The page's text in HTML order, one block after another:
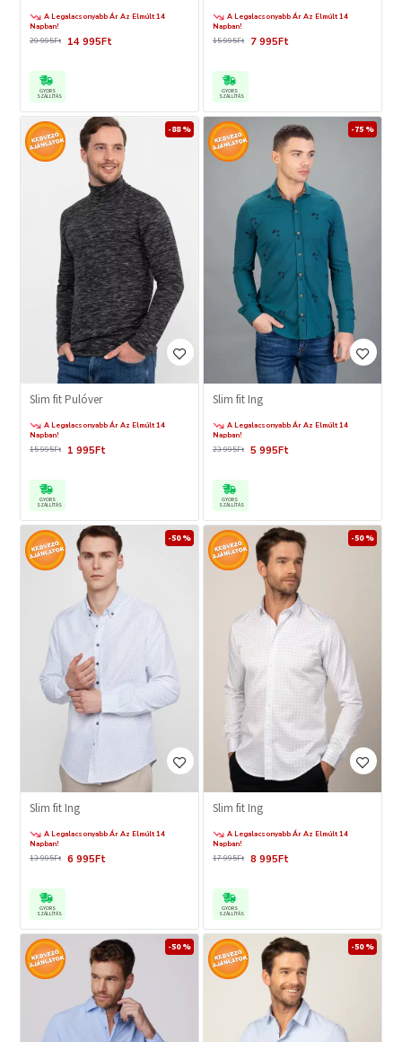
A Legalacsonyabb Ár Az Elmúlt 14
Napban!
14 995Ft
29 995Ft
GYORS
SZÁLLÍTÁS
A Legalacsonyabb Ár Az Elmúlt 14
Napban!
7 995Ft
15 995Ft
GYORS
SZÁLLÍTÁS
-88 %
Slim fit Pulóver
A Legalacsonyabb Ár Az Elmúlt 14
Napban!
1 995Ft
15 995Ft
GYORS
SZÁLLÍTÁS
-75 %
Slim fit Ing
A Legalacsonyabb Ár Az Elmúlt 14
Napban!
5 995Ft
23 995Ft
GYORS
SZÁLLÍTÁS
-50 %
Slim fit Ing
A Legalacsonyabb Ár Az Elmúlt 14
Napban!
6 995Ft
13 995Ft
GYORS
SZÁLLÍTÁS
-50 %
Slim fit Ing
A Legalacsonyabb Ár Az Elmúlt 14
Napban!
8 995Ft
17 995Ft
GYORS
SZÁLLÍTÁS
-50 % -50 %